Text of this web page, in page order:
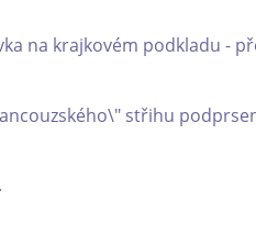
na krajkovém podkladu -
střihu